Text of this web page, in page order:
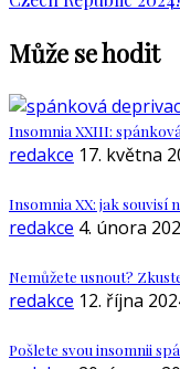
Může se hodit
Insomnia XXIII:
redakce 17. května
Insomnia XX: jak souvisí
redakce 4. února
Nemůžete usnout?
redakce 12. října
Pošlete svou insomnii